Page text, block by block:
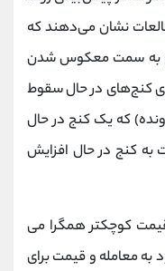
نشان می‌دهند که
به سمت معکوس شدن
کنج‌های در حال سقوط
که یک کنج در حال
کنج در حال افزایش
قیمت کوچکتر همگرا می
معامله و قیمت برای